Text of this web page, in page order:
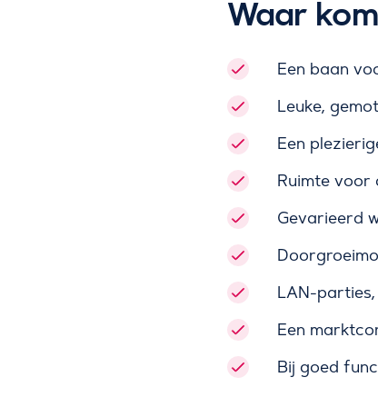
Waar
Een baan
Leuke,
Een
Ruimte voor
Gevarieerd
LAN-
Een
Bij goed